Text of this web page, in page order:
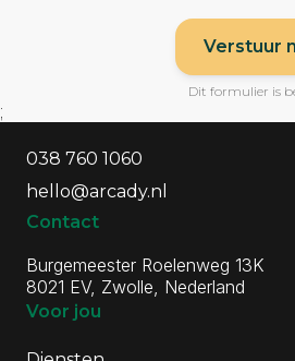
Verstuur
Dit formulier is
;
038 760 1060
hello@arcady.nl
Contact
Burgemeester Roelenweg 13K
8021 EV, Zwolle, Nederland
Voor jou